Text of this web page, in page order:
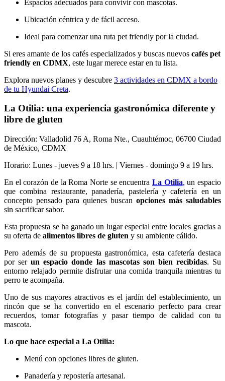
Espacios adecuados para convivir con mascotas.
Ubicación céntrica y de fácil acceso.
Ideal para comenzar una ruta pet friendly por la ciudad.
Si eres amante de los cafés especializados y buscas nuevos cafés pet
friendly en CDMX, este lugar merece estar en tu lista.
Explora nuevos planes y descubre 3 actividades en CDMX a bordo
de tu Hyundai Creta.
La Otilia: una experiencia gastronómica diferente y
libre de gluten
Dirección: Valladolid 76 A, Roma Nte., Cuauhtémoc, 06700 Ciudad
de México, CDMX
Horario: Lunes - jueves 9 a 18 hrs. | Viernes - domingo 9 a 19 hrs.
En el corazón de la Roma Norte se encuentra La Otilia, un espacio
que combina restaurante, panadería, pastelería y cafetería en un
concepto pensado para quienes buscan opciones más saludables
sin sacrificar sabor.
Esta propuesta se ha ganado un lugar especial entre locales gracias a
su oferta de alimentos libres de gluten y su ambiente cálido.
Pero además de su propuesta gastronómica, esta cafetería destaca
por serun espacio donde las mascotas son bien recibidas. Su
entorno relajado permite disfrutar una comida tranquila mientras tu
perro te acompaña.
Uno de sus mayores atractivos es el jardín del establecimiento, un
rincón que se ha convertido en el escenario perfecto para crear
recuerdos, tomar fotografías y pasar tiempo de calidad con tu
mascota.
Lo que hace especial a La Otilia:
Menú con opciones libres de gluten.
Panadería y repostería artesanal.